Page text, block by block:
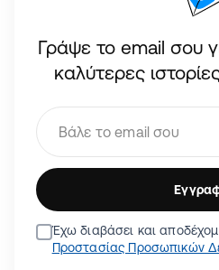
Γράψε το email σου
καλύτερες
Έχω διαβάσει και
Προστασίας Προσωπικών